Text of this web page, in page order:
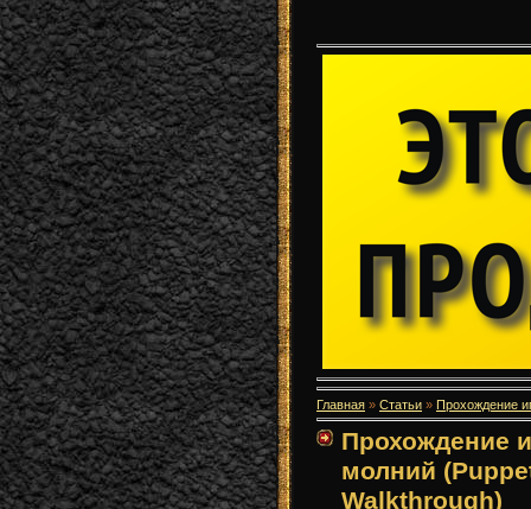
Главная » Статьи » Прохождение
Прохождение
молний
Walkthrough)